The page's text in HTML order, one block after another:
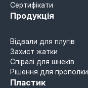
Сертифікати
Продукція
Відвали для плугів
Захист жатки
Спіралі для шнеків
Рішення для прополки
Пластик